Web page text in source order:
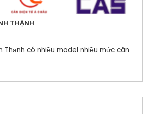
THẠNH
Thạnh có nhiều model nhiều mức cân